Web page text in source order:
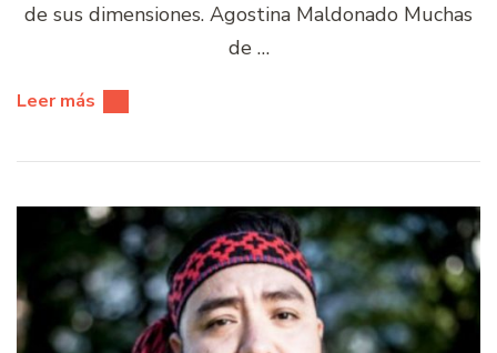
de sus dimensiones. Agostina Maldonado Muchas
de …
Leer más